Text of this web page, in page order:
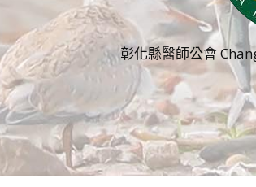
彰化縣醫師公會